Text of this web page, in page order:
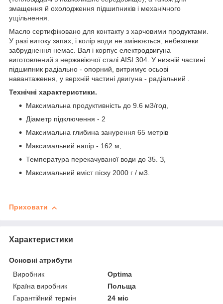
змащення й охолодження підшипників і механічного
ущільнення.
Масло сертифіковано для контакту з харчовими продуктами.
У разі витоку запах, і колір води не змінюється, небезпеки
забруднення немає. Вал і корпус електродвигуна
виготовлений з нержавіючої сталі AISI 304. У нижній частині
підшипник радіально - опорний, витримує осьові
навантаження, у верхній частині двигуна - радіальний .
Технічні характеристики.
Максимальна продуктивність до 9.6 м3/год,
Діаметр підключення - 2
Максимальна глибина занурення 65 метрів
Максимальний напір - 162 м,
Температура перекачуваної води до 35. З,
Максимальний вміст піску 2000 г / м3.
Приховати
Характеристики
Основні атрибути
Виробник
Optima
Країна виробник
Польща
Гарантійний термін
24 міс